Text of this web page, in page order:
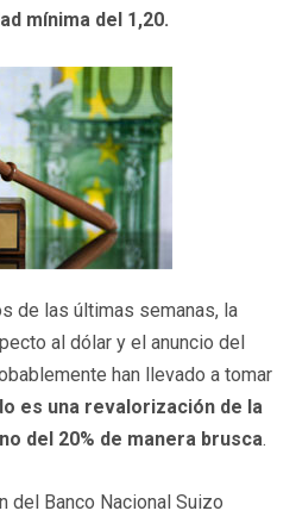
mínima del 1,20.
de las últimas semanas, la
al dólar y el anuncio del
han llevado a tomar
es una revalorización de la
del 20% de manera brusca.
del Banco Nacional Suizo